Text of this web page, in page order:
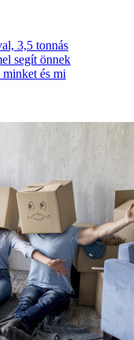
3,5 tonnás
segít önnek
és mi